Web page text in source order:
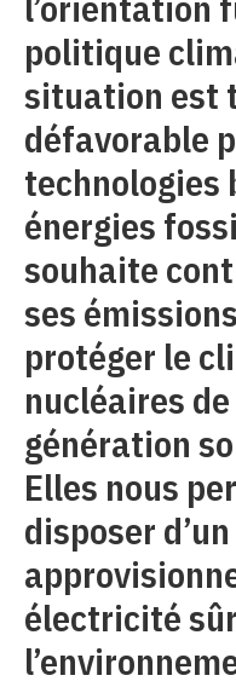
politique
situation est
défavorable
technologies
énergies
souhaite
ses
protéger le
nucléaires
génération
Elles nous
disposer d’un
électricité